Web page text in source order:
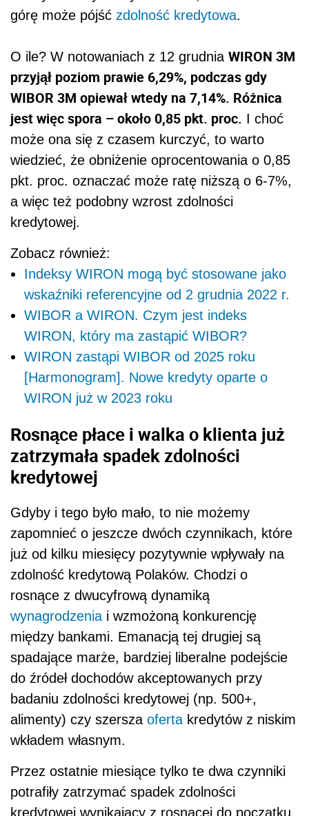
górę może pójść zdolność kredytowa.
O ile? W notowaniach z 12 grudnia WIRON 3M
przyjął poziom prawie 6,29%, podczas gdy
WIBOR 3M opiewał wtedy na 7,14%. Różnica
jest więc spora – około 0,85 pkt. proc. I choć
może ona się z czasem kurczyć, to warto
wiedzieć, że obniżenie oprocentowania o 0,85
pkt. proc. oznaczać może ratę niższą o 6-7%,
a więc też podobny wzrost zdolności
kredytowej.
Zobacz również:
Indeksy WIRON mogą być stosowane jako
wskaźniki referencyjne od 2 grudnia 2022 r.
WIBOR a WIRON. Czym jest indeks
WIRON, który ma zastąpić WIBOR?
WIRON zastąpi WIBOR od 2025 roku
[Harmonogram]. Nowe kredyty oparte o
WIRON już w 2023 roku
Rosnące płace i walka o klienta już
zatrzymała spadek zdolności
kredytowej
Gdyby i tego było mało, to nie możemy
zapomnieć o jeszcze dwóch czynnikach, które
już od kilku miesięcy pozytywnie wpływały na
zdolność kredytową Polaków. Chodzi o
rosnące z dwucyfrową dynamiką
wynagrodzenia i wzmożoną konkurencję
między bankami. Emanacją tej drugiej są
spadające marże, bardziej liberalne podejście
do źródeł dochodów akceptowanych przy
badaniu zdolności kredytowej (np. 500+,
alimenty) czy szersza oferta kredytów z niskim
wkładem własnym.
Przez ostatnie miesiące tylko te dwa czynniki
potrafiły zatrzymać spadek zdolności
kredytowej wynikający z rosnącej do początku